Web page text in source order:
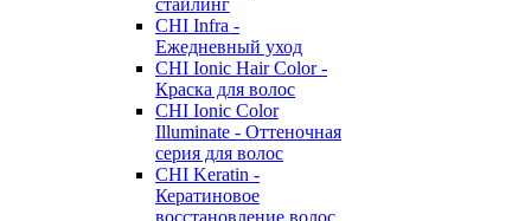
стайлинг
CHI Infra -
Ежедневный уход
CHI Ionic Hair Color -
Краска для волос
CHI Ionic Color
Illuminate - Оттеночная
серия для волос
CHI Keratin -
Кератиновое
восстановление волос